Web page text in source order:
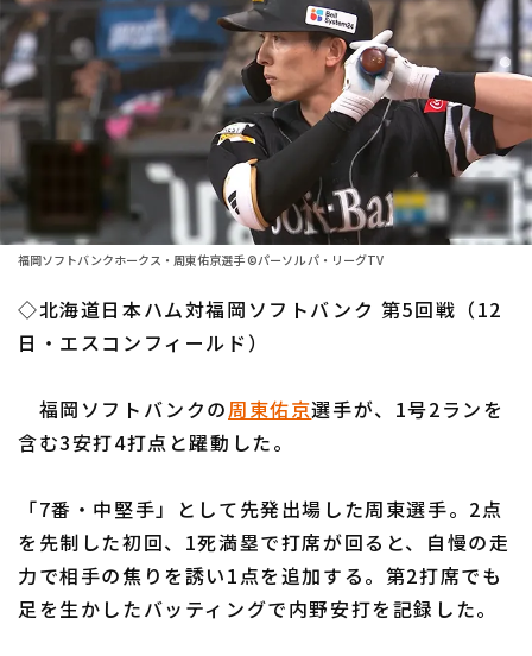
動画
日程・結果
順位表･成績
1軍公式戦
ファーム東地区
ファーム西地区
選手名鑑トップ
北海道日本ハムファイターズ
東北楽天ゴールデンイーグルス
埼玉西武ライオンズ
オリックス・バファローズ
福岡ソフトバンクホークス
ニュース
設定
福岡ソフトバンクホークス・周東佑京選手 ©パーソル パ・リーグTV
◇北海道日本ハム対福岡ソフトバンク 第5回戦（12
日・エスコンフィールド）
福岡ソフトバンクの周東佑京選手が、1号2ランを
含む3安打4打点と躍動した。
「7番・中堅手」として先発出場した周東選手。2点
を先制した初回、1死満塁で打席が回ると、自慢の走
力で相手の焦りを誘い1点を追加する。第2打席でも
足を生かしたバッティングで内野安打を記録した。